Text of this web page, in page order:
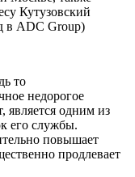
Кутузовский
в ADC Group)
то
недорогое
является одним из
его службы.
повышает
продлевает